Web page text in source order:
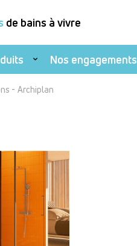
de bains à vivre
Nos engagements
- Archiplan